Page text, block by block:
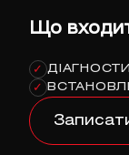
Що
✓
✓